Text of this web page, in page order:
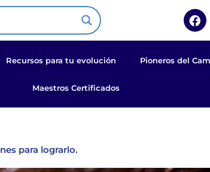
F
a
b
Recursos para tu evolución Pioneros del
Maestros Certificados
para lograrlo.